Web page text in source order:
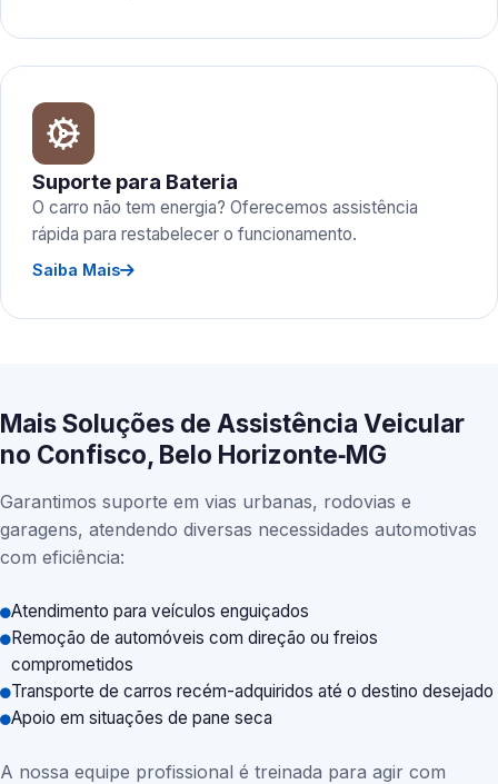
Suporte para Bateria
O carro não tem energia? Oferecemos assistência
rápida para restabelecer o funcionamento.
Saiba Mais
Mais Soluções de Assistência Veicular
no Confisco, Belo Horizonte‑MG
Garantimos suporte em vias urbanas, rodovias e
garagens, atendendo diversas necessidades automotivas
com eficiência:
Atendimento para veículos enguiçados
Remoção de automóveis com direção ou freios
comprometidos
Transporte de carros recém-adquiridos até o destino desejado
Apoio em situações de pane seca
A nossa equipe profissional é treinada para agir com